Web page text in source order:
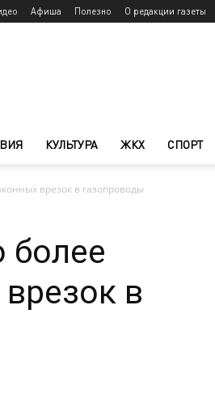
Афиша Полезно О редакции газеты
КУЛЬТУРА ЖКХ СПОРТ
врезок в газопроводы
в